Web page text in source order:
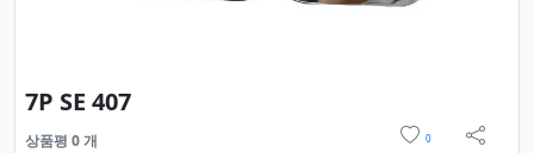
7P SE 407요약정보 및 구매
상품평 0 개 0